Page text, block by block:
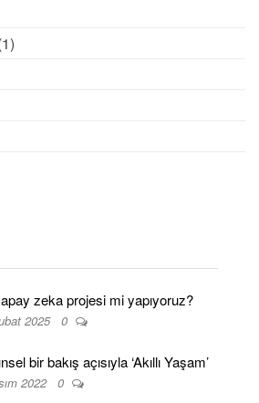
zeka projesi mi yapıyoruz?
2025 0
bir bakış açısıyla ‘Akıllı Yaşam’
2022 0